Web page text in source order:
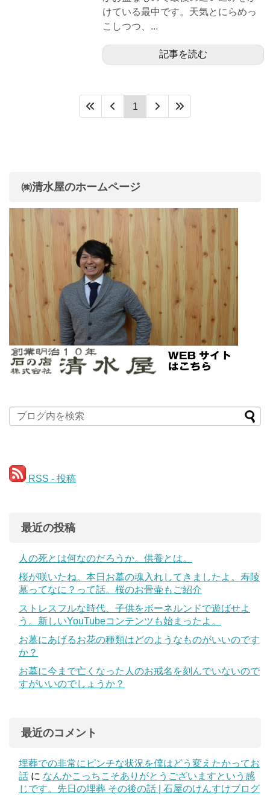
けている最中です。天気とにらめっ
こしつつ、...
記事を読む
1
㈱清水屋のホームページ
RSS - 投稿
最近の投稿
人の死とは何なのだろうか。供養とは。
桜が咲いたね。本日お墓の魂入れしてきましたよ。寿陵
墓ってなに？って話。桜のお骨壷もご紹介
ストレスフルな時代、子供をボーネルンドで遊ばせよ
う。新しいYouTubeコンテンツも始まったよ。
お墓にあげるお花の種類はどのようなものがいいのです
か？
お墓に今まで亡くなった人のお戒名を刻んでいないので
すがいいのでしょうか？
最近のコメント
埋葬での非常にピンチな状況を僕はどう変えたかってお
話 に なんかこっちこそありがとうございますという感
じです。先日の埋葬 その後の話 | 石屋のけんすけブログ